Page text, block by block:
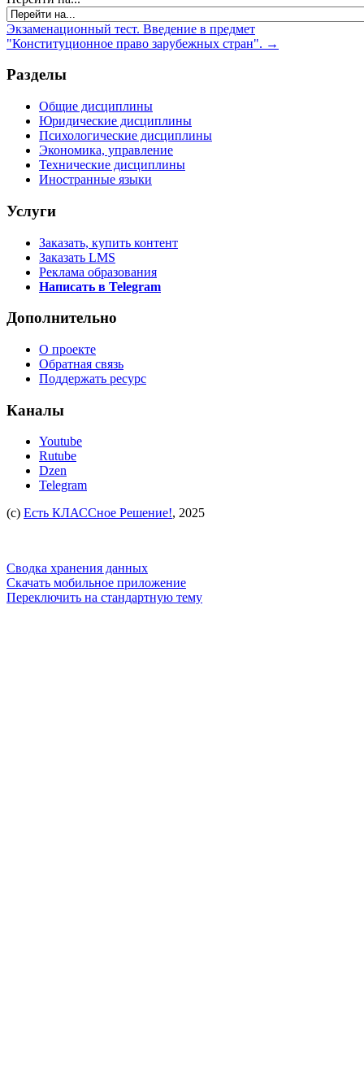
Экзаменационный тест. Введение в предмет
"Конституционное право зарубежных стран". →
Разделы
Общие дисциплины
Юридические дисциплины
Психологические дисциплины
Экономика, управление
Технические дисциплины
Иностранные языки
Услуги
Заказать, купить контент
Заказать LMS
Реклама образования
Написать в Telegram
Дополнительно
О проекте
Обратная связь
Поддержать ресурс
Каналы
Youtube
Rutube
Dzen
Telegram
(c) Есть КЛАССное Решение!, 2025
Сводка хранения данных
Скачать мобильное приложение
Переключить на стандартную тему